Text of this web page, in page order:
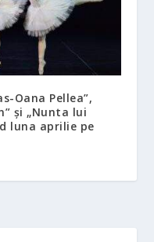
Oana Pellea”,
și „Nunta lui
luna aprilie pe